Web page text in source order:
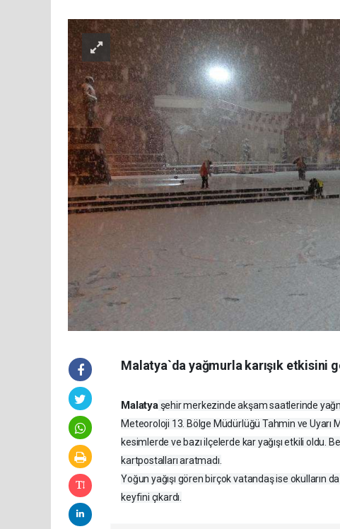
Malatya`da yağmurla karışık etkisini
Malatyaşehir merkezinde akşam saatlerinde
Meteoroloji 13. Bölge Müdürlüğü Tahmin ve Uyarı
kesimlerde ve bazı ilçelerde kar yağışı etkili
kartpostalları aratmadı.
Yoğun yağışı gören birçok vatandaş ise okulların
keyfini çıkardı.